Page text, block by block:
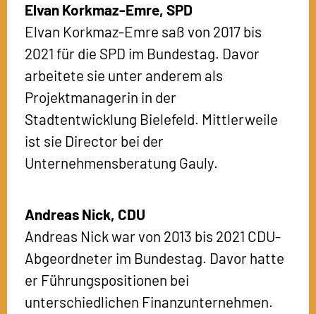
Elvan Korkmaz-Emre, SPD
Elvan Korkmaz-Emre saß von 2017 bis
2021 für die SPD im Bundestag. Davor
arbeitete sie unter anderem als
Projektmanagerin in der
Stadtentwicklung Bielefeld. Mittlerweile
ist sie Director bei der
Unternehmensberatung Gauly.
Andreas Nick, CDU
Andreas Nick war von 2013 bis 2021 CDU-
Abgeordneter im Bundestag. Davor hatte
er Führungspositionen bei
unterschiedlichen Finanzunternehmen.